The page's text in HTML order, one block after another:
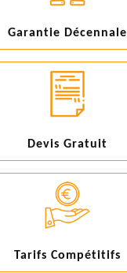
Garantie Décennale
Devis Gratuit
Tarifs Compétitifs